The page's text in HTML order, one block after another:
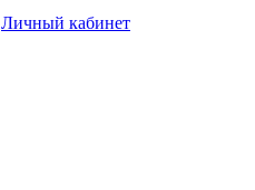
Личный кабинет